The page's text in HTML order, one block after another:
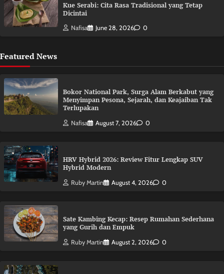
Kue Serabi: Cita Rasa Tradisional yang Tetap
Dicintai
Nafisa June 28, 2026 0
Featured News
Bokor National Park, Surga Alam Berkabut yang
Menyimpan Pesona, Sejarah, dan Keajaiban Tak
Terlupakan
Nafisa August 7, 2026 0
HRV Hybrid 2026: Review Fitur Lengkap SUV
Hybrid Modern
Ruby Martin August 4, 2026 0
Sate Kambing Kecap: Resep Rumahan Sederhana
yang Gurih dan Empuk
Ruby Martin August 2, 2026 0